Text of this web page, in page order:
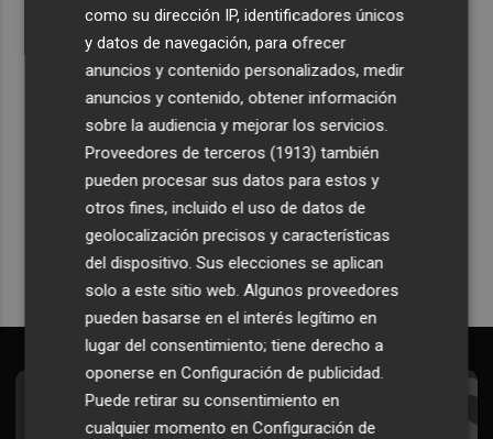
Recibe toda la actualidad de
Plaza Podcast en tu correo
Quiero suscribirme
Suscríbete al Boletín
como su dirección IP, identificadores únicos
y datos de navegación, para ofrecer
anuncios y contenido personalizados, medir
anuncios y contenido, obtener información
sobre la audiencia y mejorar los servicios.
Proveedores de terceros (1913) también
pueden procesar sus datos para estos y
otros fines, incluido el uso de datos de
geolocalización precisos y características
del dispositivo. Sus elecciones se aplican
solo a este sitio web. Algunos proveedores
pueden basarse en el interés legítimo en
lugar del consentimiento; tiene derecho a
oponerse enConfiguración de publicidad.
Puede retirar su consentimiento en
cualquier momento enConfiguración de